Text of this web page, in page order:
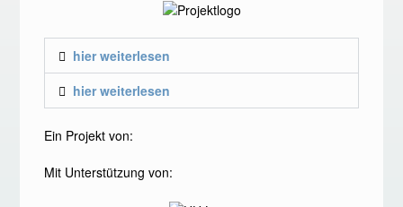
hier weiterlesen
hier weiterlesen
Ein Projekt von:
Mit Unterstützung von: